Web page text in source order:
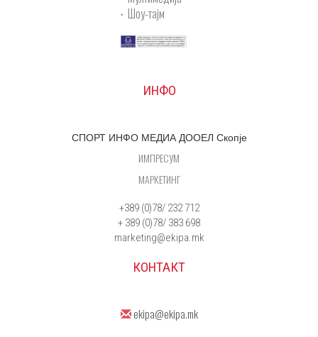
Шоу-тајм
ИНФО
СПОРТ ИНФО МЕДИА ДООЕЛ Скопје
ИМПРЕСУМ
МАРКЕТИНГ
+389 (0)78/ 232 712
+ 389 (0)78/ 383 698
marketing@ekipa.mk
КОНТАКТ
ekipa@ekipa.mk